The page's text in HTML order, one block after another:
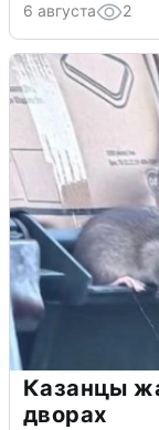
6 августа 2
Казанцы
дворах